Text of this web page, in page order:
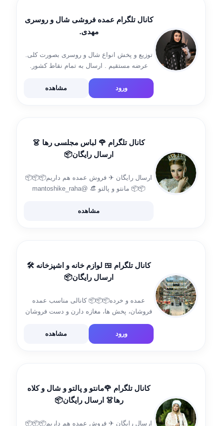
کانال تلگرام عمده فروشی شال و روسری
مهدی.
توزیع و پخش انواع شال و روسری بصورت کلی.
عرضه مستقیم . ارسال به تمام نقاط کشور.
تفاوت قیمت را با سایر فروشگاها مقایسه
نمایید. شماره تماس و واتساپ: 09183864415
@Scarfmahdi @Mahdy221
ورود مشاهده
کانال تلگرام 🌹 لباس مجلسی رها 👗
ارسال رایگان📦
ارسال رایگان ✈ فروش عمده هم داریم📦📦📦
📦📦 مانتو و پالتو 👒 @mantoshike_raha
مشاهده
کانال تلگرام 🍱 لوازم خانه و اشپزخانه 🛠
ارسال رایگان📦
عمده و خرده📦📦📦 کانالی مناسب عمده
فروشان، پخش ها، مغازه دارن و دست فروشان
فروش تک به قیمت عمده👌 🌐به علت شیوع
بیماری کرونا فروش حضوری نداریم.🌐 آیدی کانال
ورود مشاهده
کانال تلگرام 🌹مانتو و پالتو و شال و کلاه
رها👗 ارسال رایگان📦
ارسال رایگان ✈ فروش عمده هم داریم📦📦📦